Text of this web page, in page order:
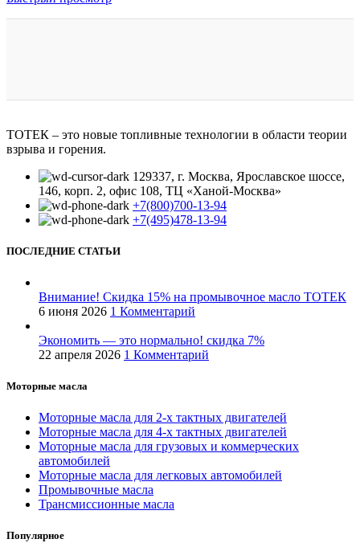
ТОТЕК – это новые топливные технологии в области теории
взрыва и горения.
129337, г. Москва, Ярославское шоссе,
146, корп. 2, офис 108, ТЦ «Ханой-Москва»
+7(800)700-13-94
+7(495)478-13-94
ПОСЛЕДНИЕ СТАТЬИ
Внимание! Скидка 15% на промывочное масло ТОТЕК
6 июня 2026 1 Комментарий
Экономить — это нормально! скидка 7%
22 апреля 2026 1 Комментарий
Моторные масла
Моторные масла для 2-х тактных двигателей
Моторные масла для 4-х тактных двигателей
Моторные масла для грузовых и коммерческих
автомобилей
Моторные масла для легковых автомобилей
Промывочные масла
Трансмиссионные масла
Популярное